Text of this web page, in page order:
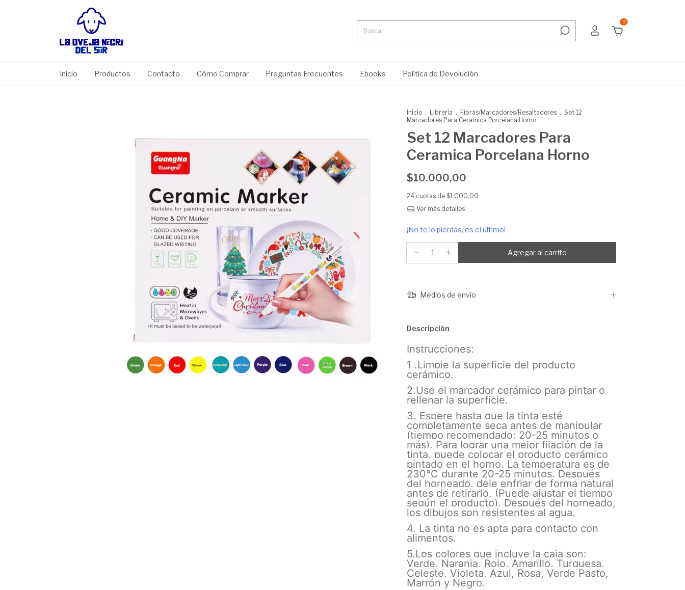
0
Inicio Productos Contacto Cómo Comprar Preguntas Frecuentes Ebooks Política de Devolución
Inicio . Libreria . Fibras/Marcadores/Resaltadores . Set 12
Marcadores Para Ceramica Porcelana Horno
Set 12 Marcadores Para
Ceramica Porcelana Horno
$10.000,00
24 cuotas de $1.000,00
Ver más detalles
¡No te lo pierdas, es el último!
Medios de envío
Descripción
Instrucciones:
1 .Limpie la superficie del producto
cerámico.
2.Use el marcador cerámico para pintar o
rellenar la superficie.
3. Espere hasta que la tinta esté
completamente seca antes de manipular
(tiempo recomendado: 20-25 minutos o
más). Para lograr una mejor fijación de la
tinta, puede colocar el producto cerámico
pintado en el horno. La temperatura es de
230°C durante 20-25 minutos. Después
del horneado, deje enfriar de forma natural
antes de retirarlo. (Puede ajustar el tiempo
según el producto). Después del horneado,
los dibujos son resistentes al agua.
4. La tinta no es apta para contacto con
alimentos.
5.Los colores que incluye la caja son:
Verde, Naranja, Rojo, Amarillo, Turquesa,
Celeste, Violeta, Azul, Rosa, Verde Pasto,
Marrón y Negro.